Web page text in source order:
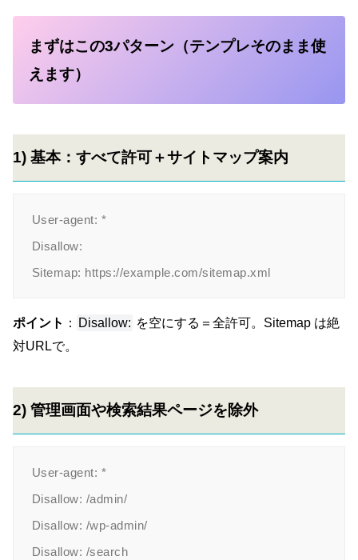
まずはこの3パターン（テンプレそのまま使
えます）
1) 基本：すべて許可＋サイトマップ案内
User-agent: *
Disallow:
ポイント ： Disallow: を空にする＝全許可。Sitemap は絶
対URLで。
2) 管理画面や検索結果ページを除外
User-agent: *
Disallow: /admin/
Disallow: /wp-admin/
Disallow: /search